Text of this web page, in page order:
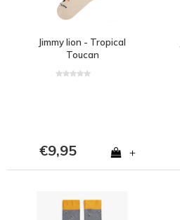
Jimmy lion - Tropical
Toucan
€9,95 +